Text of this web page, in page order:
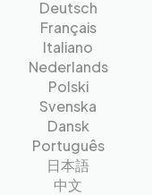
Deutsch
Français
Italiano
Nederlands
Polski
Svenska
Dansk
Português
日本語
中文